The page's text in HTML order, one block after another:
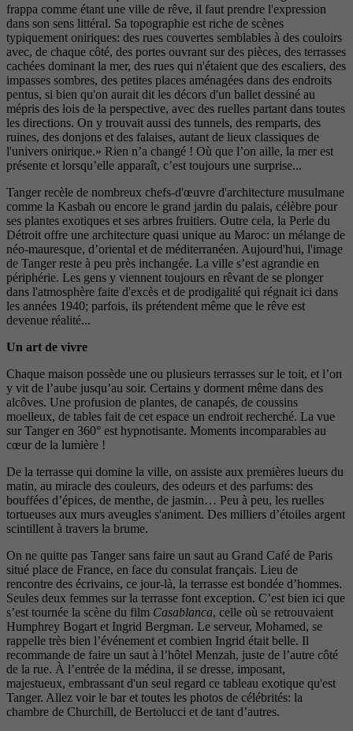
frappa comme étant une ville de rêve, il faut prendre l'expression
dans son sens littéral. Sa topographie est riche de scènes
typiquement oniriques: des rues couvertes semblables à des couloirs
avec, de chaque côté, des portes ouvrant sur des pièces, des terrasses
cachées dominant la mer, des rues qui n'étaient que des escaliers, des
impasses sombres, des petites places aménagées dans des endroits
pentus, si bien qu'on aurait dit les décors d'un ballet dessiné au
mépris des lois de la perspective, avec des ruelles partant dans toutes
les directions. On y trouvait aussi des tunnels, des remparts, des
ruines, des donjons et des falaises, autant de lieux classiques de
l'univers onirique.» Rien n’a changé ! Où que l’on aille, la mer est
présente et lorsqu’elle apparaît, c’est toujours une surprise...
Tanger recèle de nombreux chefs-d'œuvre d'architecture musulmane
comme la Kasbah ou encore le grand jardin du palais, célèbre pour
ses plantes exotiques et ses arbres fruitiers. Outre cela, la Perle du
Détroit offre une architecture quasi unique au Maroc: un mélange de
néo-mauresque, d’oriental et de méditerranéen. Aujourd'hui, l'image
de Tanger reste à peu près inchangée. La ville s’est agrandie en
périphérie. Les gens y viennent toujours en rêvant de se plonger
dans l'atmosphère faite d'excès et de prodigalité qui régnait ici dans
les années 1940; parfois, ils prétendent même que le rêve est
devenue réalité...
Un art de vivre
Chaque maison possède une ou plusieurs terrasses sur le toit, et l’on
y vit de l’aube jusqu’au soir. Certains y dorment même dans des
alcôves. Une profusion de plantes, de canapés, de coussins
moelleux, de tables fait de cet espace un endroit recherché. La vue
sur Tanger en 360° est hypnotisante. Moments incomparables au
cœur de la lumière !
De la terrasse qui domine la ville, on assiste aux premières lueurs du
matin, au miracle des couleurs, des odeurs et des parfums: des
bouffées d’épices, de menthe, de jasmin… Peu à peu, les ruelles
tortueuses aux murs aveugles s'animent. Des milliers d’étoiles argent
scintillent à travers la brume.
On ne quitte pas Tanger sans faire un saut au Grand Café de Paris
situé place de France, en face du consulat français. Lieu de
rencontre des écrivains, ce jour-là, la terrasse est bondée d’hommes.
Seules deux femmes sur la terrasse font exception. C’est bien ici que
s’est tournée la scène du film Casablanca, celle où se retrouvaient
Humphrey Bogart et Ingrid Bergman. Le serveur, Mohamed, se
rappelle très bien l’événement et combien Ingrid était belle. Il
recommande de faire un saut à l’hôtel Menzah, juste de l’autre côté
de la rue. À l’entrée de la médina, il se dresse, imposant,
majestueux, embrassant d'un seul regard ce tableau exotique qu'est
Tanger. Allez voir le bar et toutes les photos de célébrités: la
chambre de Churchill, de Bertolucci et de tant d’autres.